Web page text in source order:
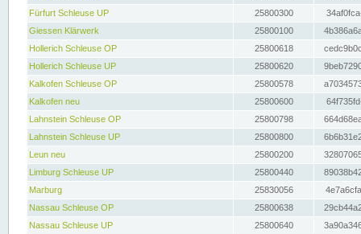
Fürfurt Schleuse UP
25800300
Giessen Klärwerk
25800100
Hollerich Schleuse OP
25800618
Hollerich Schleuse UP
25800620
Kalkofen Schleuse OP
25800578
Kalkofen neu
25800600
Lahnstein Schleuse OP
25800798
Lahnstein Schleuse UP
25800800
Leun neu
25800200
Limburg Schleuse UP
25800440
Marburg
25830056
Nassau Schleuse OP
25800638
Nassau Schleuse UP
25800640